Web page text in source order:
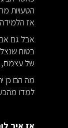
הטעויות
אז
אבל גם
בטוח
של עצמם,
מה הם כן
למדו